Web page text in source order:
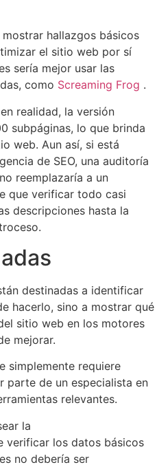
hallazgos básicos
el sitio web por sí
sería mejor usar las
como Screaming Frog .
realidad, la versión
subpáginas, lo que brinda
web. Aun así, si está
de SEO, una auditoría
reemplazaría a un
que verificar todo casi
descripciones hasta la
destinadas a identificar
hacerlo, sino a mostrar qué
sitio web en los motores
mejorar.
simplemente requiere
parte de un especialista en
relevantes.
la
verificar los datos básicos
no debería ser